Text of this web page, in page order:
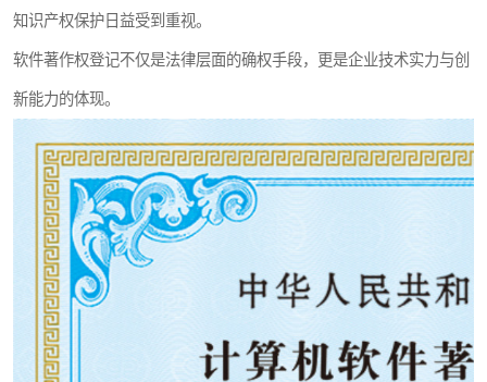
知识产权保护日益受到重视。
软件著作权登记不仅是法律层面的确权手段，更是企业技术实力与创
新能力的体现。